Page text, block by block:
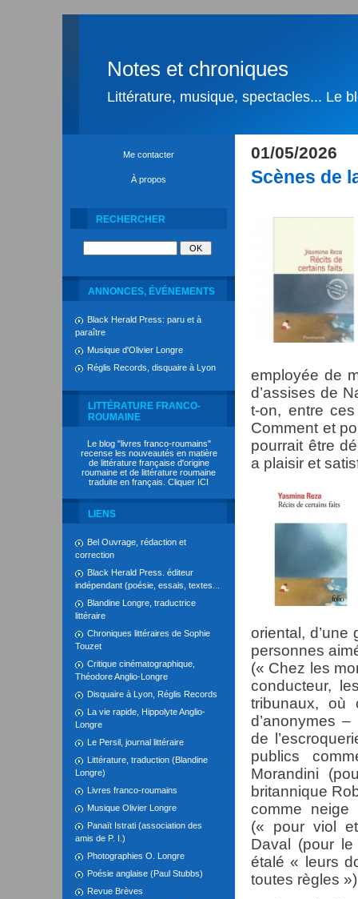
Notes et chroniques
Littérature, musique, spectacles... Le
Me contacter
À propos
RECHERCHER
ANNONCES, ÉVÉNEMENTS
Black Herald Press: paru et à
paraître
Musique d'Olivier Longre
Réglis Records, disquaire à Lyon
LITTÉRATURE FRANCO-
ROUMAINE
Le blog "livres franco-roumains"
recense les nouveautés en matière
de littérature française d'origine
roumaine et de littérature roumaine
traduite en français. Cliquer ICI
LIENS
Bel Ouvrage, rédaction et
correction
Black Herald Press. éditeur
indépendant (poésie, essais, textes...
Blandine Longre, traductrice
littéraire
Chroniques littéraires de Sophie
Touzet
Critique cinématographique,
Théodore Anglio-Longre
Disquaire à Lyon, Réglis Records
La vie rapide, Hippolyte Anglio-
Longre
Le Persil, journal littéraire
Littérature, traduction (Blandine
Longre)
Livres franco-roumains
Musique Olivier Longre
Panaït Istrati (association des
amis de P. I.)
Photographies O. Longre
Poésie anglaise (Paul Stubbs)
Revue Brèves
01/05/2026
Scènes de
employée de
d’assises de
t-on, entre
Comment et
pourrait être
a plaisir et
oriental,
personnes
(« Chez les
conducteur,
tribunaux, où
d’anonymes
de
publics
Morandini
britannique
comme neige
(« pour viol
Daval (pour
étalé « leurs
toutes règles